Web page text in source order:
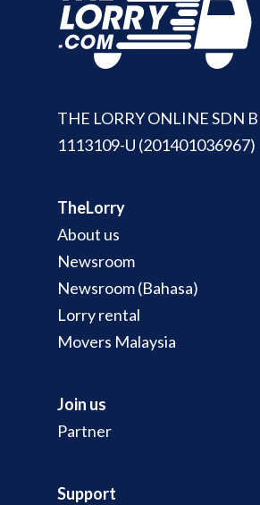
THE LORRY ONLINE SDN
1113109-U (201401036967)
TheLorry
About us
Newsroom
Newsroom (Bahasa)
Lorry rental
Movers Malaysia
Join us
Partner
Support